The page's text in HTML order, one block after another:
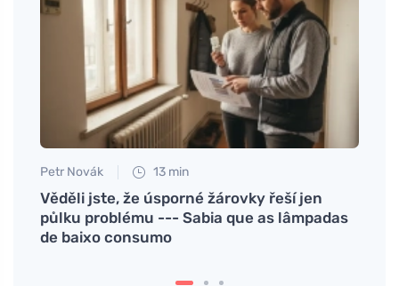
Petr Novák 13 min
Věděli jste, že úsporné žárovky řeší jen
půlku problému --- Sabia que as lâmpadas
de baixo consumo